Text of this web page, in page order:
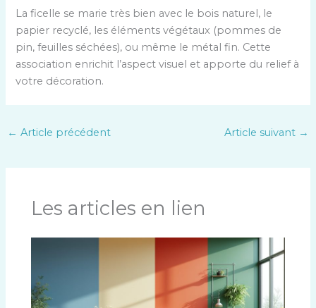
n
2
u
e
s
t
i
3
La ficelle se marie très bien avec le bois naturel, le
papier recyclé, les éléments végétaux (pommes de
pin, feuilles séchées), ou même le métal fin. Cette
association enrichit l’aspect visuel et apporte du relief à
votre décoration.
← Article précédent Article suivant →
Les articles en lien